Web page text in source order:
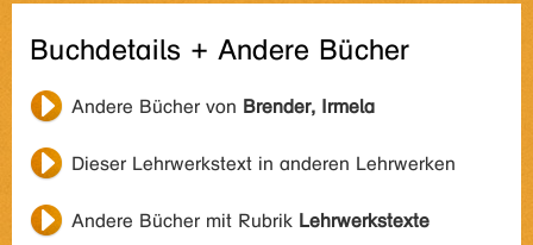
Buchdetails + Andere Bücher
Andere Bücher von Brender, Irmela
Dieser Lehrwerkstext in anderen Lehrwerken
Andere Bücher mit Rubrik Lehrwerkstexte